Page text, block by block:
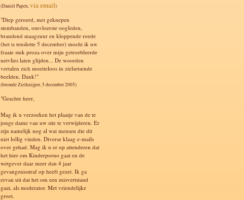
(Daniël Papen,via email)
"Diep geroerd, met geknepen
stembanden, omvloerste oogleden,
brandend maagzuur en kloppende roede
(het is tenslotte 5 december) mocht ik uw
fraaie stuk proza over mijn getroebleerde
netvlies laten glijden... De woorden
vertalen zich moeiteloos in zielsetsende
beelden. Dank!"
(bromde Zielknijper, 5 december 2005)
"Geachte heer,
Mag ik u verzoeken het plaatje van de te
jonge dame van uw site te verwijderen. Er
zijn namelijk nog al wat mensen die dit
niet lollig vinden. Diverse klaag e-mails
over gehad. Mag ik u er op attenderen dat
het hier om Kinderporno gaat en de
wetgever daar meer dan 4 jaar
gevangenisstraf op heeft gezet. Ik ga
ervan uit dat het om een misvertstand
gaat, als moderator. Met vriendelijke
groet.